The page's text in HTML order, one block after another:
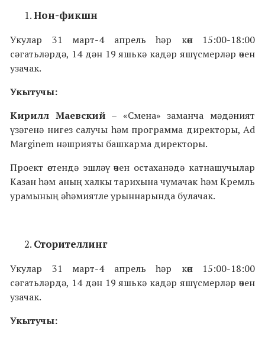
Нон-фикшн
Укулар 31 март-4 апрель һәр көн 15:00-18:00
сәгатьләрдә, 14 дән 19 яшькә кадәр яшүсмерләр өчен
узачак.
Укытучы:
Кирилл Маевский – «Смена» заманча мәдәният
үзәгенә нигез салучы һәм программа директоры, Ad
Marginem нәшрияты башкарма директоры.
Проект өстендә эшләү өчен остаханәдә катнашучылар
Казан һәм аның халкы тарихына чумачак һәм Кремль
урамының әһәмиятле урыннарында булачак.
Сторителлинг
Укулар 31 март-4 апрель һәр көн 15:00-18:00
сәгатьләрдә, 14 дән 19 яшькә кадәр яшүсмерләр өчен
узачак.
Укытучы: